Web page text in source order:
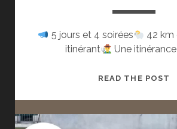
5 jours et 4 soirées
42 km
itinérant
Une
READ THE POST